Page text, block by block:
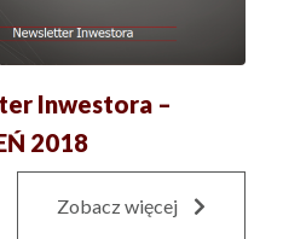
Inwestora –
2018
Zobacz więcej